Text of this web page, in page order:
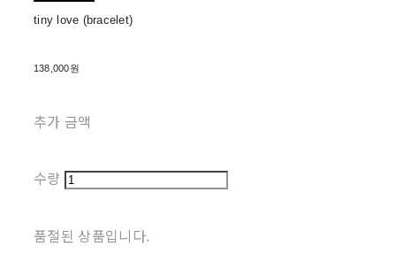
tiny love (bracelet)
138,000원
추가 금액
수량
품절된 상품입니다.